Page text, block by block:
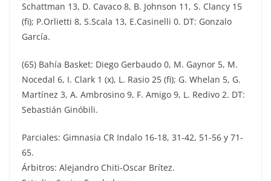
Schattman 13, D. Cavaco 8, B. Johnson 11, S. Clancy 15
(fi); P.Orlietti 8, S.Scala 13, E.Casinelli 0. DT: Gonzalo
García.
(65) Bahía Basket: Diego Gerbaudo 0, M. Gaynor 5, M.
Nocedal 6, I. Clark 1 (x), L. Rasio 25 (fi); G. Whelan 5, G.
Martínez 3, A. Ambrosino 9, F. Amigo 9, L. Redivo 2. DT:
Sebastián Ginóbili.
Parciales: Gimnasia CR Indalo 16-18, 31-42, 51-56 y 71-
65.
Árbitros: Alejandro Chiti-Oscar Brítez.